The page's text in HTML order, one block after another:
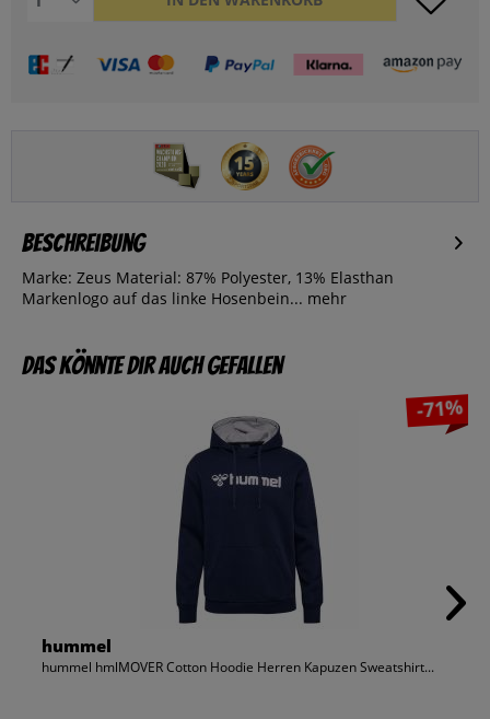
Beschreibung
Marke: Zeus Material: 87% Polyester, 13% Elasthan
Markenlogo auf das linke Hosenbein... mehr
Das könnte dir auch gefallen
-71%
hummel
hummel hmlMOVER Cotton Hoodie Herren Kapuzen Sweatshirt...